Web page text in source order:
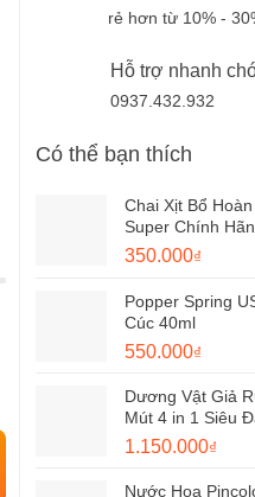
rẻ hơn từ 10% -
Hỗ trợ nhanh
0937.432.932
Có thể bạn thích
Chai Xịt Bổ
Super Chính
Giá
là:
450.000₫.
350.000₫
tại
Popper Spring
Cúc 40ml
Giá
là:
650.000₫.
550.000₫
tại
là:
Dương Vật Giả
Mút 4 in 1 Siêu
Giá
1.150.000₫
Nước Hoa